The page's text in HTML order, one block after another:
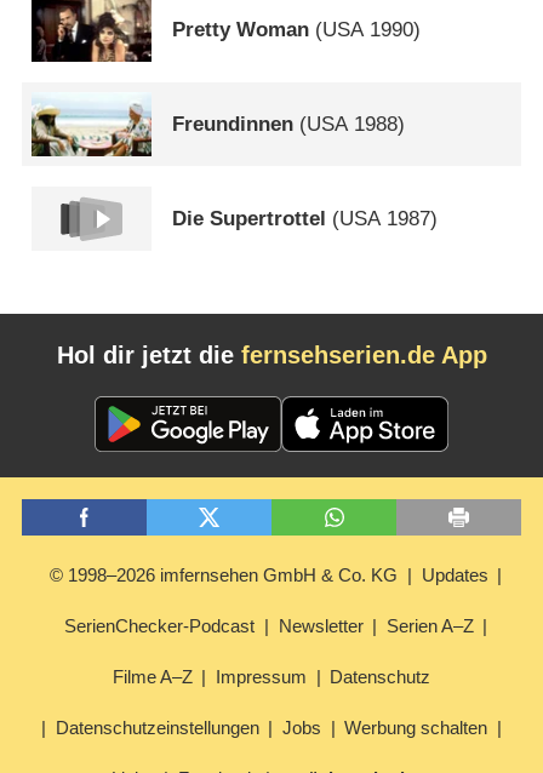
Pretty Woman (USA1990)
Freundinnen (USA1988)
Die Supertrottel (USA1987)
Hol dir jetzt die fernsehserien.de App
© 1998–2026 imfernsehen GmbH & Co. KG Updates
SerienChecker-Podcast Newsletter Serien A–Z
Filme A–Z Impressum Datenschutz
Datenschutzeinstellungen Jobs Werbung schalten